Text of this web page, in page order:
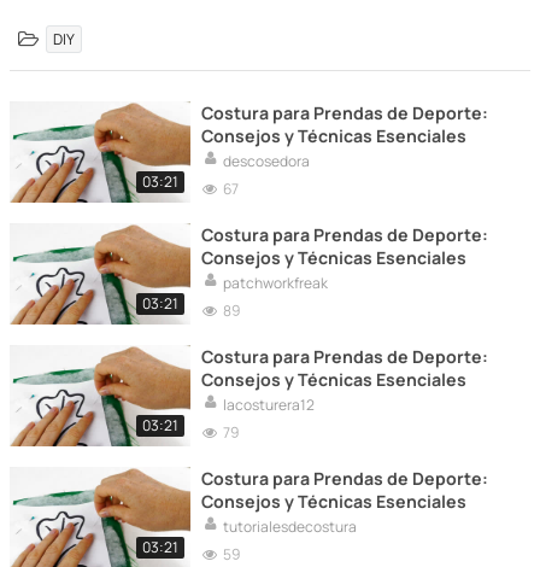
DIY
03:21
Costura para Prendas de Deporte:
Consejos y Técnicas Esenciales
descosedora
67
03:21
Costura para Prendas de Deporte:
Consejos y Técnicas Esenciales
patchworkfreak
89
03:21
Costura para Prendas de Deporte:
Consejos y Técnicas Esenciales
lacosturera12
79
03:21
Costura para Prendas de Deporte:
Consejos y Técnicas Esenciales
tutorialesdecostura
59